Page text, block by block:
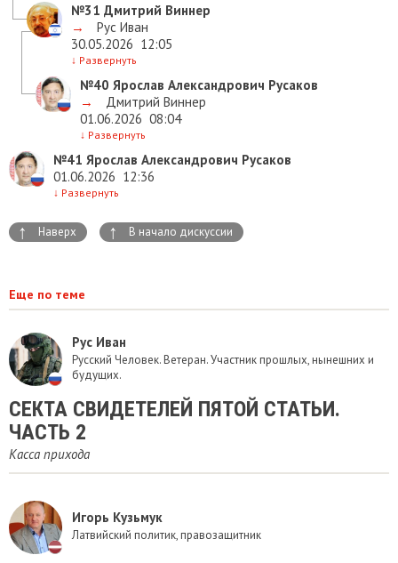
№31 Дмитрий Виннер
→
Рус Иван
30.05.2026 12:05
↓ Развернуть
№40 Ярослав Александрович Русаков
→
Дмитрий Виннер
01.06.2026 08:04
↓ Развернуть
№41 Ярослав Александрович Русаков
01.06.2026 12:36
↓ Развернуть
↑ Наверх ↑ В начало дискуссии
Еще по теме
Рус Иван
Русский Человек. Ветеран. Участник прошлых, нынешних и
будущих.
​СЕКТА СВИДЕТЕЛЕЙ ПЯТОЙ СТАТЬИ.
ЧАСТЬ 2
Касса прихода
Игорь Кузьмук
Латвийский политик, правозащитник